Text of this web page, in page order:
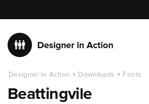
Designer in Action Downloads Fonts
Beattingvile